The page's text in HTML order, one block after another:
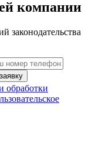
компании
законодательства
обработки